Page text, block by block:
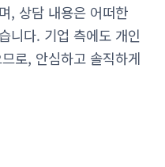
, 상담 내용은 어떠한
니다. 기업 측에도 개인
로, 안심하고 솔직하게